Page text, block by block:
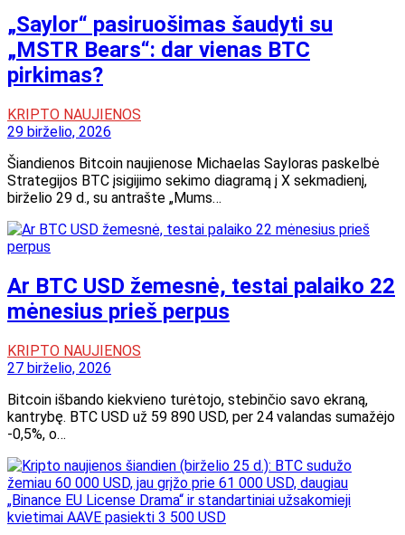
„Saylor“ pasiruošimas šaudyti su
„MSTR Bears“: dar vienas BTC
pirkimas?
KRIPTO NAUJIENOS
29 birželio, 2026
Šiandienos Bitcoin naujienose Michaelas Sayloras paskelbė
Strategijos BTC įsigijimo sekimo diagramą į X sekmadienį,
birželio 29 d., su antrašte „Mums…
Ar BTC USD žemesnė, testai palaiko 22
mėnesius prieš perpus
KRIPTO NAUJIENOS
27 birželio, 2026
Bitcoin išbando kiekvieno turėtojo, stebinčio savo ekraną,
kantrybę. BTC USD už 59 890 USD, per 24 valandas sumažėjo
-0,5%, o…